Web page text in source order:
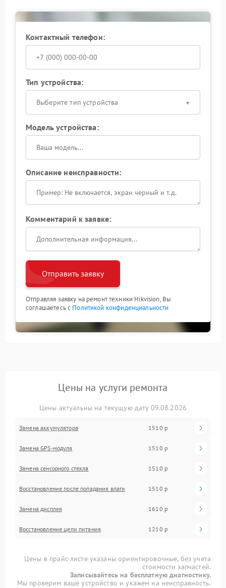
Контактный телефон:
Тип устройства:
Выберите тип устройства
Модель устройства:
Описание неисправности:
Комментарий к заявке:
Отправить заявку
Отправляя заявку на ремонт техники Hikvision, Вы
соглашаетесь с Политикой конфиденциальности
Цены на услуги ремонта
Цены актуальны на текущую дату 09.08.2026
Замена аккумулятора 1510 р
Замена GPS-модуля 1510 р
Замена сенсорного стекла 1510 р
Восстановление после попадания влаги 1510 р
Замена дисплея 1610 р
Восстановление цепи питания 1210 р
Цены в прайс-листе указаны ориентировочные, без учета
стоимости запчастей.
Записывайтесь на бесплатную диагностику.
Мы проверим ваше устройство и укажем на неисправность.